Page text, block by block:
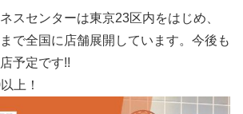
スセンターは東京23区内をはじめ、
で全国に店舗展開しています。今後も
予定です!!
上！